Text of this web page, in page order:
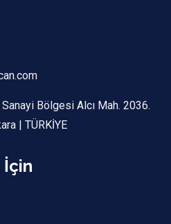
Bölgesi Alcı Mah. 2036.
| TÜRKİYE
İçin